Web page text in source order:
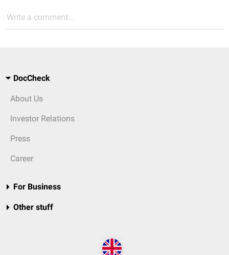
Write a comment...
DocCheck
About Us
Investor Relations
Press
Career
For Business
Other stuff